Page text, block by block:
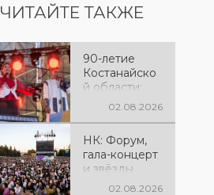
ЧИТАЙТЕ ТАКЖЕ
90-летие
Костанайско
й области:
праздничный
песнями и
яркими
впечатления
02.08.2026
НК: Форум,
гала-концерт
и звёзды
эстрады: как
02.08.2026